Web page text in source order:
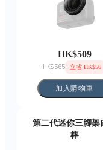
HK$509
立省 HK$56
HK$565
加入購物車
第二代迷你三腳架
棒